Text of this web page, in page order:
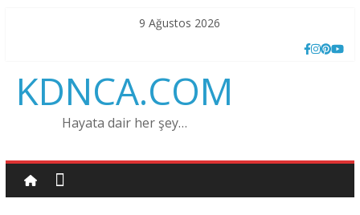
9 Ağustos 2026
KDNCA.COM
Hayata dair her şey…